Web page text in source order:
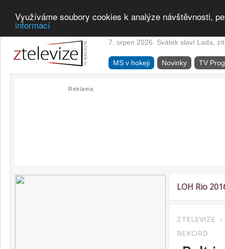
Využíváme soubory cookies k analýze návštěvnosti,
informací
7. srpen 2026. Svátek slaví Lada,
MS v hokeji Novinky TV
Reklama
LOH Rio
ZTELEVIZE >
REKORD